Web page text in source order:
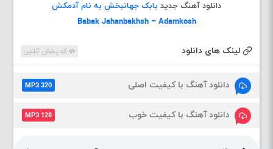
دانلود آهنگ جدید بابک جهانبخش به نام آدمکش
Babak Jahanbakhsh – Adamkosh
لینک های دانلود کد پخش آنلاین
دانلود آهنگ با کیفیت اصلی MP3 320
دانلود آهنگ با کیفیت خوب MP3 128